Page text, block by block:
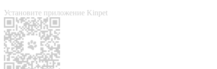
Установите приложение Kinpet